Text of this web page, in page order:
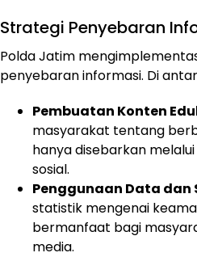
Strategi Penyebaran
Polda Jatim
penyebaran informasi. Di
Pembuatan Konten
masyarakat tentang
hanya disebarkan
sosial.
Penggunaan Data
statistik mengenai
bermanfaat bagi
media.